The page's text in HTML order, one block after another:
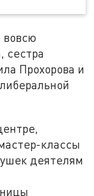
вовсю
сестра
Прохорова и
классы
деятелям